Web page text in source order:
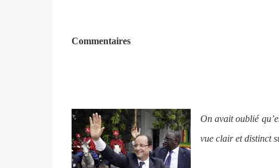
Commentaires
On avait oublié
vue clair et distinct